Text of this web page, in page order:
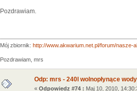
Pozdrawiam.
Mój zbiornik: http://www.akwarium.net.pl/forum/
Pozdrawiam, mrs
Odp: mrs - 240l wolnopłynące
« Odpowiedz #74 : Maj 10, 2010,